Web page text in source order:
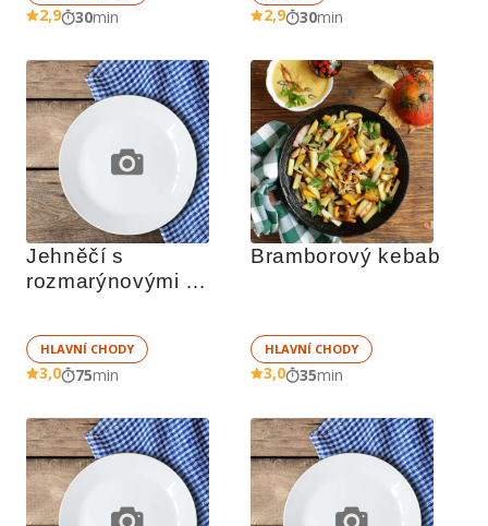
2,9 30min 2,9 30min
Jehněčí s
rozmarýnovými
HLAVNÍ CHODY
3,0 75min
Bramborový kebab
HLAVNÍ CHODY
3,0 35min